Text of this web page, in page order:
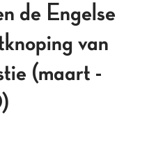
de Engelse
van
(maart -